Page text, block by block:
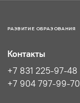
РАЗВИТИЕ ОБРАЗОВАНИЯ
Контакты
+7 831 225-97-48
+7 904 797-99-70